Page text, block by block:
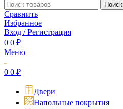
Поиск
Сравнить
Избранное
Вход / Регистрация
0 0 ₽
Меню
0 0 ₽
Двери
Напольные покрытия